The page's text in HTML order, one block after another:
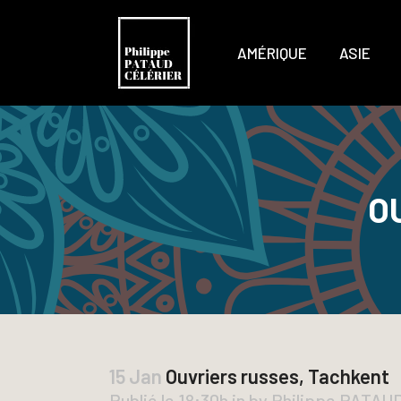
AMÉRIQUE ASIE
15 Jan Ouvriers russes, Tachkent